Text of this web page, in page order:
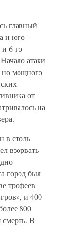
главный
и юго-
и 6-го
атаки
но мощного
от
на
в столь
взорвать
город был
трофеев
и 400
800
смерть. В